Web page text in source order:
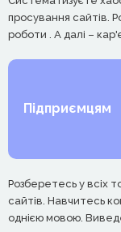
просування сайтів.
роботи . А далі –
Підприємцям
Розберетесь у всіх
сайтів. Навчитесь
однією мовою.